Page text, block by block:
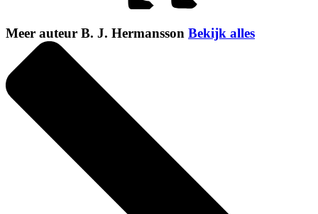
Meer auteur B. J. Hermansson Bekijk alles